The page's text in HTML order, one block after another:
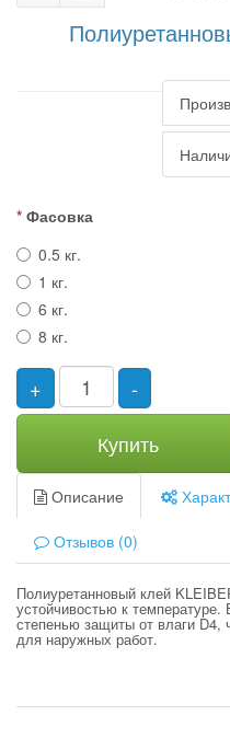
Фасовка
0.5 кг.
1 кг.
6 кг.
8 кг.
+
-
Купить
Описание
Отзывов (0)
Полиуретанновый клей
устойчивостью к
степенью защиты от влаги D4,
для наружных работ.